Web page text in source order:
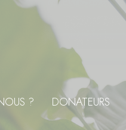
? DONATEURS